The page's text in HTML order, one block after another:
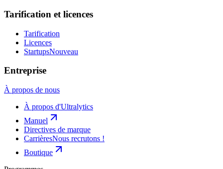
Tarification et licences
Tarification
Licences
StartupsNouveau
Entreprise
À propos de nous
À propos d'Ultralytics
Manuel
Directives de marque
CarrièresNous recrutons !
Boutique